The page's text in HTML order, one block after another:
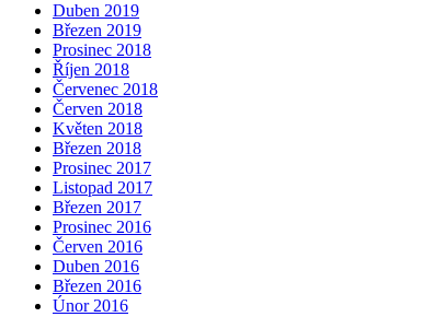
Duben 2019
Březen 2019
Prosinec 2018
Říjen 2018
Červenec 2018
Červen 2018
Květen 2018
Březen 2018
Prosinec 2017
Listopad 2017
Březen 2017
Prosinec 2016
Červen 2016
Duben 2016
Březen 2016
Únor 2016